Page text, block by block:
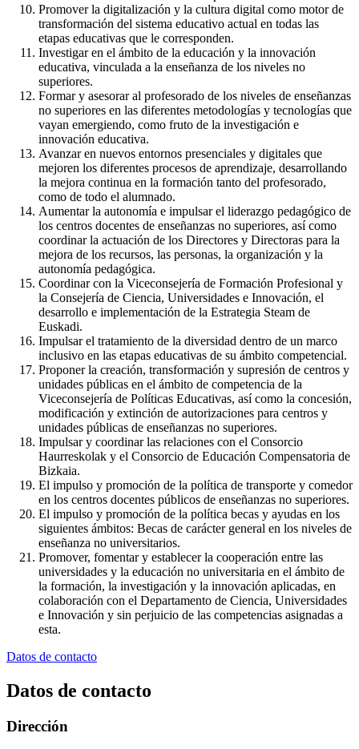
Promover la digitalización y la cultura digital como motor de
transformación del sistema educativo actual en todas las
etapas educativas que le corresponden.
Investigar en el ámbito de la educación y la innovación
educativa, vinculada a la enseñanza de los niveles no
superiores.
Formar y asesorar al profesorado de los niveles de enseñanzas
no superiores en las diferentes metodologías y tecnologías que
vayan emergiendo, como fruto de la investigación e
innovación educativa.
Avanzar en nuevos entornos presenciales y digitales que
mejoren los diferentes procesos de aprendizaje, desarrollando
la mejora continua en la formación tanto del profesorado,
como de todo el alumnado.
Aumentar la autonomía e impulsar el liderazgo pedagógico de
los centros docentes de enseñanzas no superiores, así como
coordinar la actuación de los Directores y Directoras para la
mejora de los recursos, las personas, la organización y la
autonomía pedagógica.
Coordinar con la Viceconsejería de Formación Profesional y
la Consejería de Ciencia, Universidades e Innovación, el
desarrollo e implementación de la Estrategia Steam de
Euskadi.
Impulsar el tratamiento de la diversidad dentro de un marco
inclusivo en las etapas educativas de su ámbito competencial.
Proponer la creación, transformación y supresión de centros y
unidades públicas en el ámbito de competencia de la
Viceconsejería de Políticas Educativas, así como la concesión,
modificación y extinción de autorizaciones para centros y
unidades públicas de enseñanzas no superiores.
Impulsar y coordinar las relaciones con el Consorcio
Haurreskolak y el Consorcio de Educación Compensatoria de
Bizkaia.
El impulso y promoción de la política de transporte y comedor
en los centros docentes públicos de enseñanzas no superiores.
El impulso y promoción de la política becas y ayudas en los
siguientes ámbitos: Becas de carácter general en los niveles de
enseñanza no universitarios.
Promover, fomentar y establecer la cooperación entre las
universidades y la educación no universitaria en el ámbito de
la formación, la investigación y la innovación aplicadas, en
colaboración con el Departamento de Ciencia, Universidades
e Innovación y sin perjuicio de las competencias asignadas a
esta.
Datos de contacto
Datos de contacto
Dirección